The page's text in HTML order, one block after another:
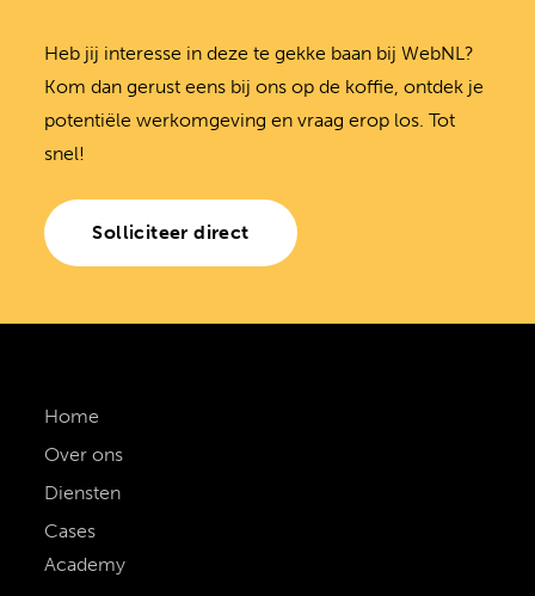
Heb jij interesse in deze te gekke baan bij WebNL?
Kom dan gerust eens bij ons op de koffie, ontdek je
potentiële werkomgeving en vraag erop los. Tot
snel!
Solliciteer direct
Home
Over ons
Diensten
Cases
Academy